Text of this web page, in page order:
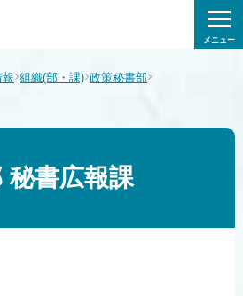
メニュー
›組織(部・課)›政策秘書部›
秘書広報課